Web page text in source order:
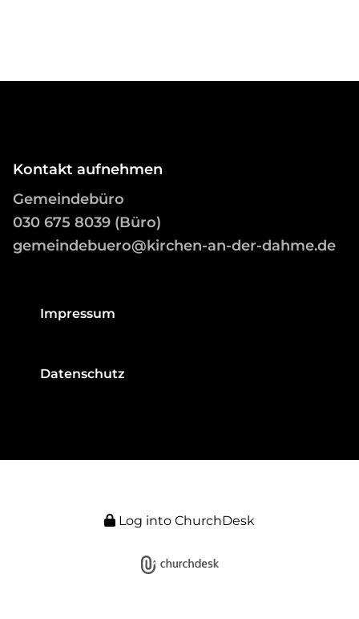
Kontakt aufnehmen
Gemeindebüro
030 675 8039 (Büro)
gemeindebuero@kirchen-an-der-dahme.de
Impressum
Datenschutz
Log into ChurchDesk